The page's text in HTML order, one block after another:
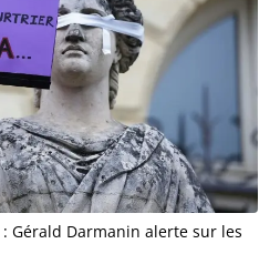
Gérald Darmanin alerte sur les